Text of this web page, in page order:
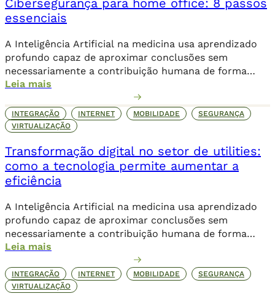
essenciais
A Inteligência Artificial na medicina usa aprendizado
profundo capaz de aproximar conclusões sem
necessariamente a contribuição humana de forma
direta.
Leia mais
INTEGRAÇÃO INTERNET MOBILIDADE
SEGURANÇA
VIRTUALIZAÇÃO
Transformação digital no setor de utilities:
como a tecnologia permite aumentar a
eficiência
A Inteligência Artificial na medicina usa aprendizado
profundo capaz de aproximar conclusões sem
necessariamente a contribuição humana de forma
direta.
Leia mais
INTEGRAÇÃO INTERNET MOBILIDADE
SEGURANÇA
VIRTUALIZAÇÃO